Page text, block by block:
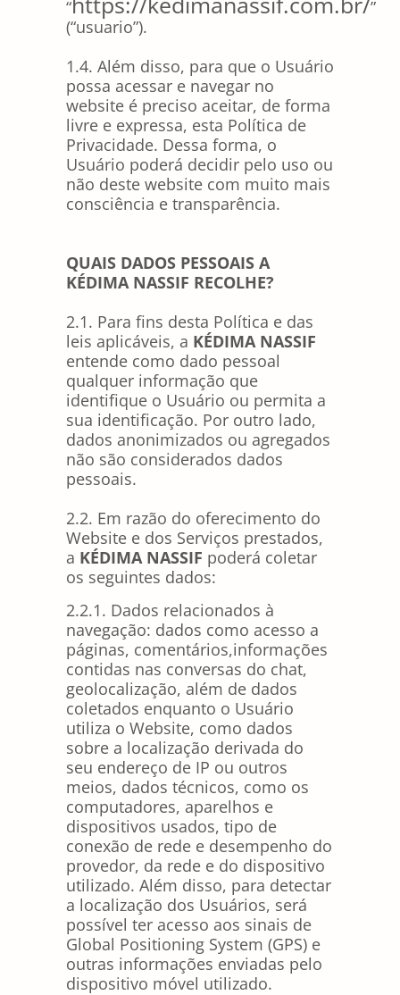
“
”
(“usuario”).
1.4. Além disso, para que o Usuário
possa acessar e navegar no
website é preciso aceitar, de forma
livre e expressa, esta Política de
Privacidade. Dessa forma, o
Usuário poderá decidir pelo uso ou
não deste website com muito mais
consciência e transparência.
QUAIS DADOS PESSOAIS A
KÉDIMA NASSIF RECOLHE?
2.1. Para fins desta Política e das
leis aplicáveis, a KÉDIMA NASSIF
entende como dado pessoal
qualquer informação que
identifique o Usuário ou permita a
sua identificação. Por outro lado,
dados anonimizados ou agregados
não são considerados dados
pessoais.
2.2. Em razão do oferecimento do
Website e dos Serviços prestados,
a KÉDIMA NASSIF poderá coletar
os seguintes dados:
2.2.1. Dados relacionados à
navegação: dados como acesso a
páginas, comentários,informações
contidas nas conversas do chat,
geolocalização, além de dados
coletados enquanto o Usuário
utiliza o Website, como dados
sobre a localização derivada do
seu endereço de IP ou outros
meios, dados técnicos, como os
computadores, aparelhos e
dispositivos usados, tipo de
conexão de rede e desempenho do
provedor, da rede e do dispositivo
utilizado. Além disso, para detectar
a localização dos Usuários, será
possível ter acesso aos sinais de
Global Positioning System (GPS) e
outras informações enviadas pelo
dispositivo móvel utilizado.